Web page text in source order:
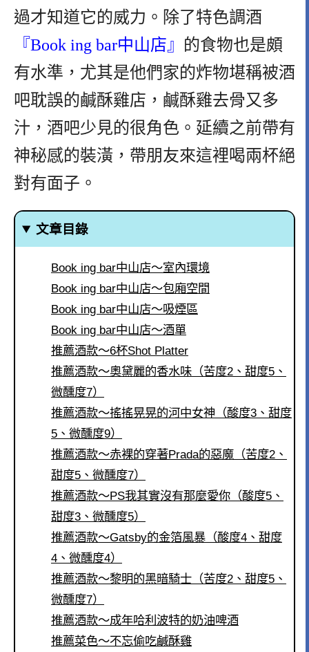
過才知道它的威力。除了特色調酒
『Book ing bar中山店』 的食物也是頗
有水準，尤其是他們家的炸物堪稱被酒
吧耽誤的鹹酥雞店，鹹酥雞去骨又多
汁，酒吧少見的很角色。延續之前帶有
神秘感的裝潢，帶朋友來這裡喝兩杯絕
對有面子。
文章目錄
Book ing bar中山店～室內環境
Book ing bar中山店～包廂空間
Book ing bar中山店～吸煙區
Book ing bar中山店～酒單
推薦酒款～6杯Shot Platter
推薦酒款～奧黛麗的香水味（苦度2、甜度5、
微醺度7）
推薦酒款～搖搖晃晃的河中女神（酸度3、甜度
5、微醺度9）
推薦酒款～赤裸的穿著Prada的惡魔（苦度2、
甜度5、微醺度7）
推薦酒款～PS我其實沒有那麼愛你（酸度5、
甜度3、微醺度5）
推薦酒款～Gatsby的金箔風暴（酸度4、甜度
4、微醺度4）
推薦酒款～黎明的黑暗騎士（苦度2、甜度5、
微醺度7）
推薦酒款～成年哈利波特的奶油啤酒
推薦菜色～不忘偷吃鹹酥雞